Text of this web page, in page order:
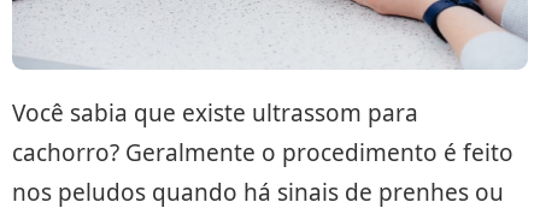
Você sabia que existe ultrassom para
cachorro? Geralmente o procedimento é feito
nos peludos quando há sinais de prenhes ou